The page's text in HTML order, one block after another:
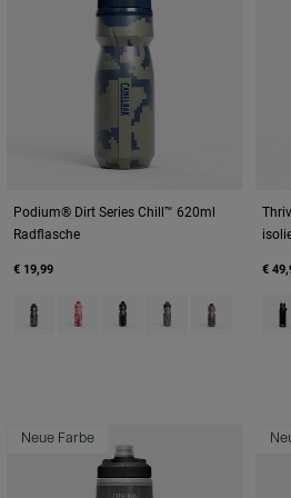
Podium® Dirt Series Chill™ 620ml
Radflasche
€ 19,99
Product swatch type of Asphalt.
Product swatch type of Berry
Product swatch type of
Product swatch
Product
€
Neue Farbe